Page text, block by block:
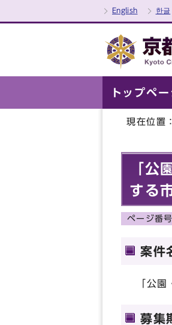
English 한글
トップペー
現在位置：
「公
する
ページ番
案件
「公
募集